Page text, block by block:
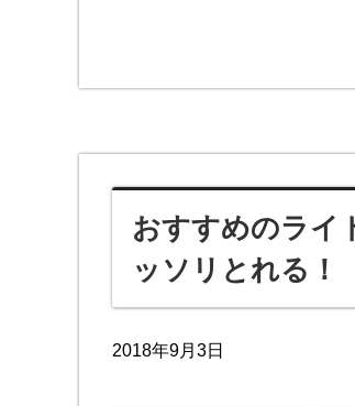
おすすめのライ
ッソリとれる！
2018年9月3日